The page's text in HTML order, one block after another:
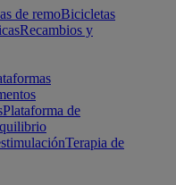
de remoBicicletas
Recambios y
Plataforma de
Terapia de